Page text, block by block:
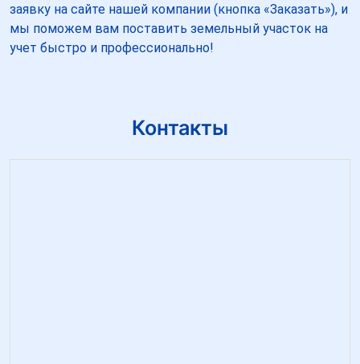
заявку на сайте нашей компании (кнопка «Заказать»), и
мы поможем вам поставить земельный участок на
учет быстро и профессионально!
Контакты